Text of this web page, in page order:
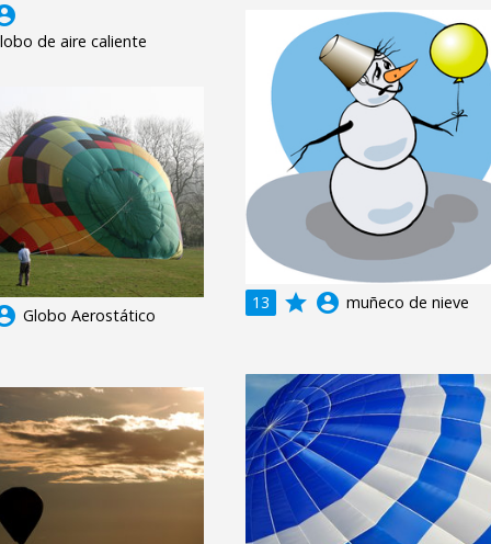
de aire caliente
13 grade account_circle muñeco de nieve
Globo Aerostático